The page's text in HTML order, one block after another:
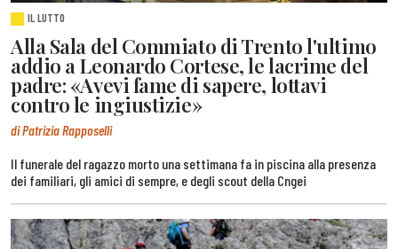
IL LUTTO
Alla Sala del Commiato di Trento l'ultimo
addio a Leonardo Cortese, le lacrime del
padre: «Avevi fame di sapere, lottavi
contro le ingiustizie»
di Patrizia Rapposelli
Il funerale del ragazzo morto una settimana fa in piscina alla presenza
dei familiari, gli amici di sempre, e degli scout della Cngei